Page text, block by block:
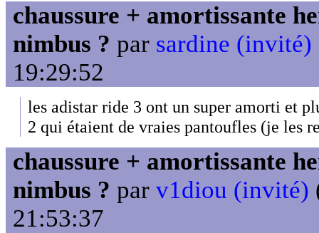
chaussure + amortissante
nimbus ? par sardine (invité)
19:29:52
les adistar ride 3 ont un super amorti et
2 qui étaient de vraies pantoufles (je les
chaussure + amortissante
nimbus ? par v1diou (invité)
21:53:37